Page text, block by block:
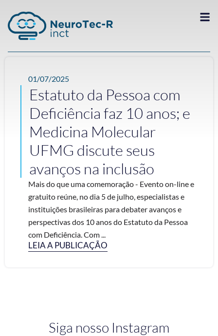
01/07/2025
Estatuto da Pessoa com
Deficiência faz 10 anos; e
Medicina Molecular
UFMG discute seus
avanços na inclusão
Mais do que uma comemoração - Evento on-line e
gratuito reúne, no dia 5 de julho, especialistas e
instituições brasileiras para debater avanços e
perspectivas dos 10 anos do Estatuto da Pessoa
com Deficiência. Com ...
LEIA A PUBLICAÇÃO
Siga nosso Instagram